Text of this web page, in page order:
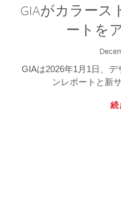
GIAがカラース
ートを
GIAは2026年1月1日、
ンレポートと新
続